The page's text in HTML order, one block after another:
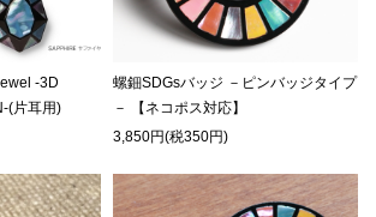
-3D
(片耳用)
螺鈿SDGsバッジ －ピンバッジタイプ
－ 【ネコポス対応】
3,850円(税350円)